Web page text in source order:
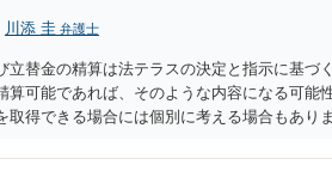
川添 圭 弁護士
立替金の精算は法テラスの決定と指示に基づ
算可能であれば、そのような内容になる可能
取得できる場合には個別に考える場合もあ